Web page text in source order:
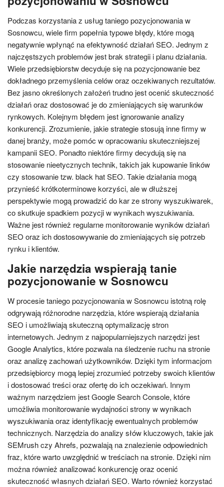
Podczas korzystania z usług taniego pozycjonowania w
Sosnowcu, wiele firm popełnia typowe błędy, które mogą
negatywnie wpłynąć na efektywność działań SEO. Jednym z
najczęstszych problemów jest brak strategii i planu działania.
Wiele przedsiębiorstw decyduje się na pozycjonowanie bez
dokładnego przemyślenia celów oraz oczekiwanych rezultatów.
Bez jasno określonych założeń trudno jest ocenić skuteczność
działań oraz dostosować je do zmieniających się warunków
rynkowych. Kolejnym błędem jest ignorowanie analizy
konkurencji. Zrozumienie, jakie strategie stosują inne firmy w
danej branży, może pomóc w opracowaniu skuteczniejszej
kampanii SEO. Ponadto niektóre firmy decydują się na
stosowanie nieetycznych technik, takich jak kupowanie linków
czy stosowanie tzw. black hat SEO. Takie działania mogą
przynieść krótkoterminowe korzyści, ale w dłuższej
perspektywie mogą prowadzić do kar ze strony wyszukiwarek,
co skutkuje spadkiem pozycji w wynikach wyszukiwania.
Ważne jest również regularne monitorowanie wyników działań
SEO oraz ich dostosowywanie do zmieniających się potrzeb
rynku i klientów.
Jakie narzędzia wspierają tanie
pozycjonowanie w Sosnowcu
W procesie taniego pozycjonowania w Sosnowcu istotną rolę
odgrywają różnorodne narzędzia, które wspierają działania
SEO i umożliwiają skuteczną optymalizację stron
internetowych. Jednym z najpopularniejszych narzędzi jest
Google Analytics, które pozwala na śledzenie ruchu na stronie
oraz analizę zachowań użytkowników. Dzięki tym informacjom
przedsiębiorcy mogą lepiej zrozumieć potrzeby swoich klientów
i dostosować treści oraz ofertę do ich oczekiwań. Innym
ważnym narzędziem jest Google Search Console, które
umożliwia monitorowanie wydajności strony w wynikach
wyszukiwania oraz identyfikację ewentualnych problemów
technicznych. Narzędzia do analizy słów kluczowych, takie jak
SEMrush czy Ahrefs, pozwalają na znalezienie odpowiednich
fraz, które warto uwzględnić w treściach na stronie. Dzięki nim
można również analizować konkurencję oraz ocenić
skuteczność własnych działań SEO. Warto również korzystać